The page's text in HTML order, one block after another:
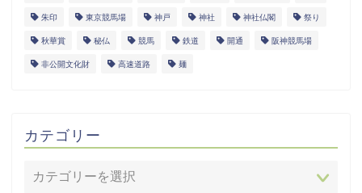
朱印 東京競馬場 神戸 神社 神社仏閣 祭り
秋華賞 秘仏 競馬 鉄道 開通 阪神競馬場
非公開文化財 高速道路 麺
カテゴリー